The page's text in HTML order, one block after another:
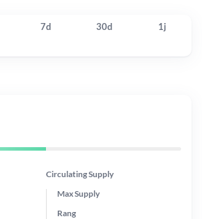
7d 30d 1j
Circulating Supply
Max Supply
Rang